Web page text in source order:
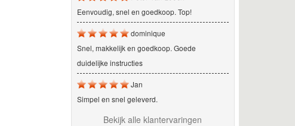
Eenvoudig, snel en goedkoop. Top!
dominique
Snel, makkelijk en goedkoop. Goede
duidelijke instructies
Jan
Simpel en snel geleverd.
Bekijk alle klantervaringen